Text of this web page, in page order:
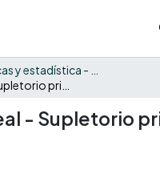
- Supletorio